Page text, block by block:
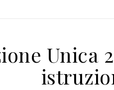
Unica